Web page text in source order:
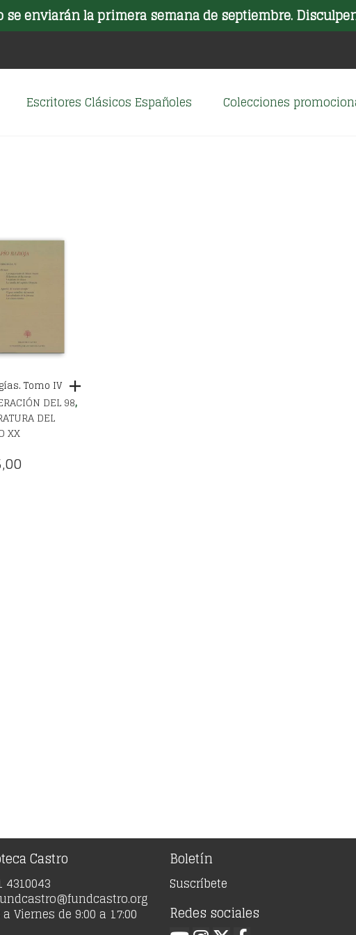
se enviarán la primera semana de septiembre.
Escritores Clásicos Españoles Colecciones
Tomo IV
DEL 98,
DEL
XX
Castro
4310043
Viernes de 9:00 a 17:00
Boletín
Suscríbete
Redes sociales